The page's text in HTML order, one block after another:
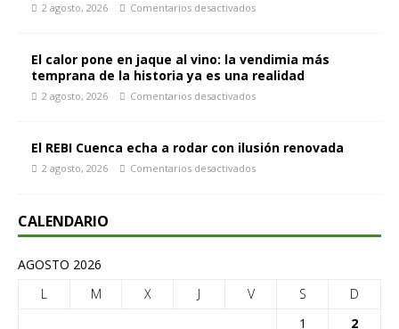
2 agosto, 2026 Comentarios desactivados
El calor pone en jaque al vino: la vendimia más
temprana de la historia ya es una realidad
2 agosto, 2026 Comentarios desactivados
El REBI Cuenca echa a rodar con ilusión renovada
2 agosto, 2026 Comentarios desactivados
CALENDARIO
AGOSTO 2026
L
M X J V S
D
1
2